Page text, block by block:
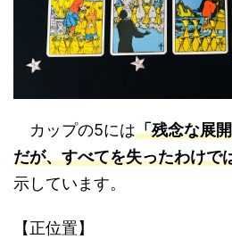
カップの5には「残念な展
だが、すべてを失ったわけで
示しています。
【正位置】